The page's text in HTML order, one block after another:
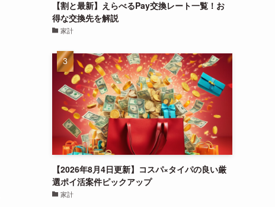
【割と最新】えらべるPay交換レート一覧！お
得な交換先を解説
家計
【2026年8月4日更新】コスパ×タイパの良い厳
選ポイ活案件ピックアップ
家計